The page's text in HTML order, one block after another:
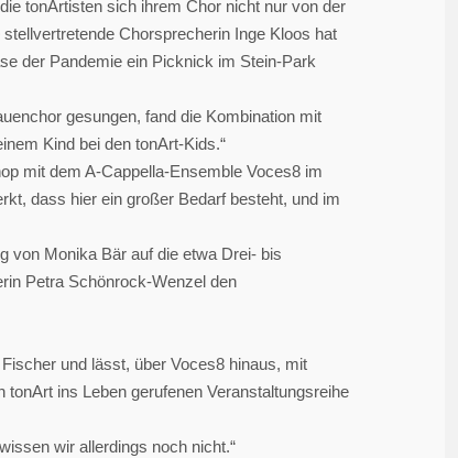
tonArtisten sich ihrem Chor nicht nur von der
Chorsprecherin Inge Kloos hat
der Pandemie ein Picknick im Stein-Park
gesungen, fand die Kombination mit
Kind bei den tonArt-Kids.“
mit dem A-Cappella-Ensemble Voces8 im
dass hier ein großer Bedarf besteht, und im
von Monika Bär auf die etwa Drei- bis
Petra Schönrock-Wenzel den
und lässt, über Voces8 hinaus, mit
ins Leben gerufenen Veranstaltungsreihe
wir allerdings noch nicht.“